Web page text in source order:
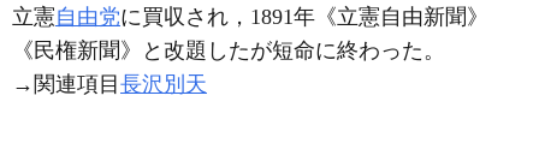
立憲自由党に買収され，1891年《立憲自由新聞》
《民権新聞》と改題したが短命に終わった。
→関連項目長沢別天